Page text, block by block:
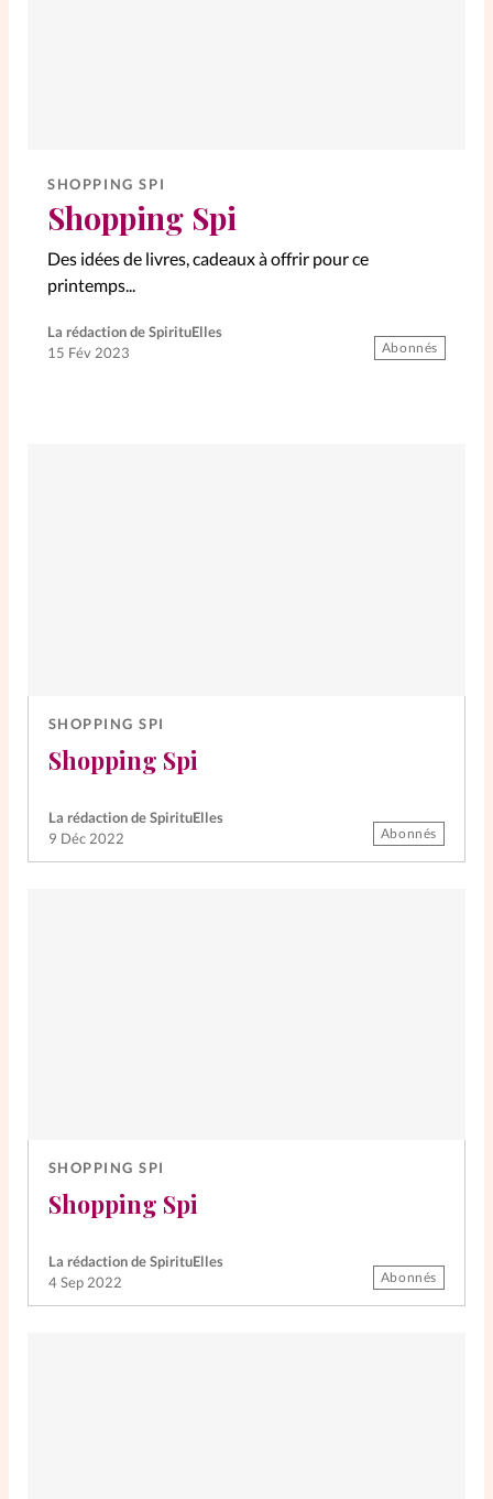
SHOPPING SPI
Shopping Spi
Des idées de livres, cadeaux à offrir pour ce
printemps...
La rédaction de SpirituElles
15 Fév 2023
Abonnés
SHOPPING SPI
Shopping Spi
La rédaction de SpirituElles
9 Déc 2022
Abonnés
SHOPPING SPI
Shopping Spi
La rédaction de SpirituElles
4 Sep 2022
Abonnés